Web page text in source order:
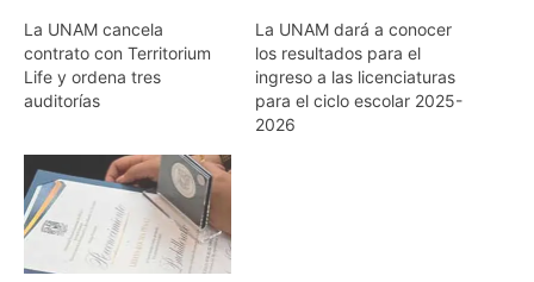
La UNAM cancela
contrato con Territorium
Life y ordena tres
auditorías
La UNAM dará a conocer
los resultados para el
ingreso a las licenciaturas
para el ciclo escolar 2025-
2026